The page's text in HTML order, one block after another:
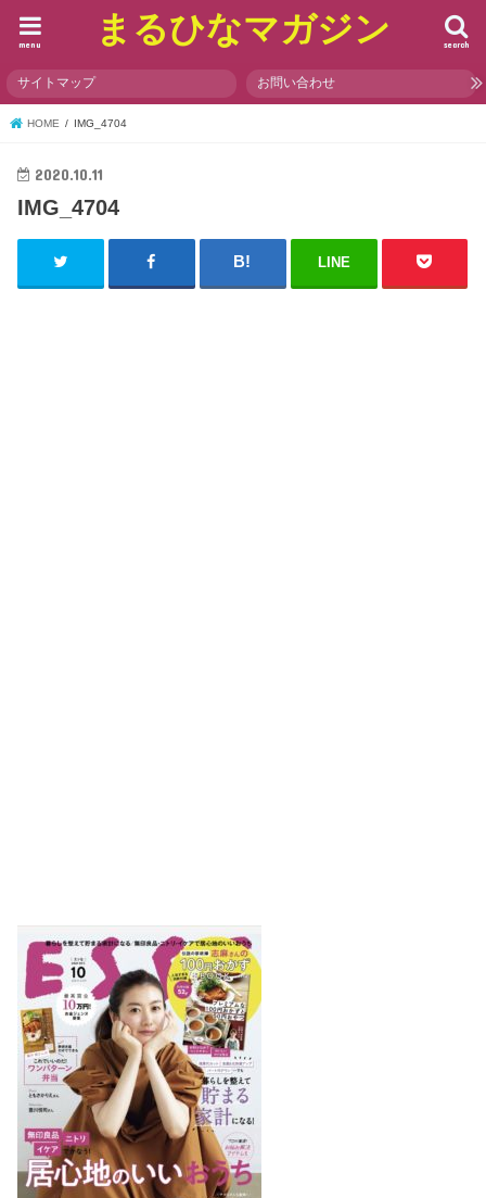
まるひなマガジン search
menu
サイトマップ お問い合わせ
HOME IMG_4704
2020.10.11
IMG_4704
LINE